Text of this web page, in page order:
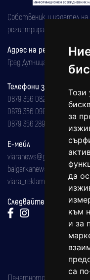
Този
за
да
към
и за
са
Собственик и издател на
регистрирана на
Адрес на редакцията
Град Дупница, ул.''Христо
Телефони за реклама и
0879 356 082
0879 356 098
0879 356 289
Е-мейл
viaranews@gmail.com
balgarkanews@gmail.com
viara_reklama@mail.bg
Следвайте ни:
Печатното издание на